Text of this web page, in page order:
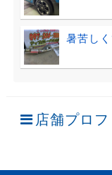
暑苦し
店舗プロ